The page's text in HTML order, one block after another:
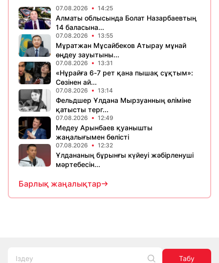
07.08.2026 14:25
Алматы облысында Болат Назарбаевтың
14 баласына...
07.08.2026 13:55
Мұратжан Мұсайбеков Атырау мұнай
өңдеу зауытыны...
07.08.2026 13:31
«Нұрайға 6-7 рет қана пышақ сұқтым»:
Сөзінен ай...
07.08.2026 13:14
Фельдшер Ұлдана Мырзуанның өліміне
қатысты терг...
07.08.2026 12:49
Медеу Арынбаев қуанышты
жаңалығымен бөлісті
07.08.2026 12:32
Ұлдананың бұрынғы күйеуі жәбірленуші
мәртебесін...
Барлық жаңалықтар
Табу